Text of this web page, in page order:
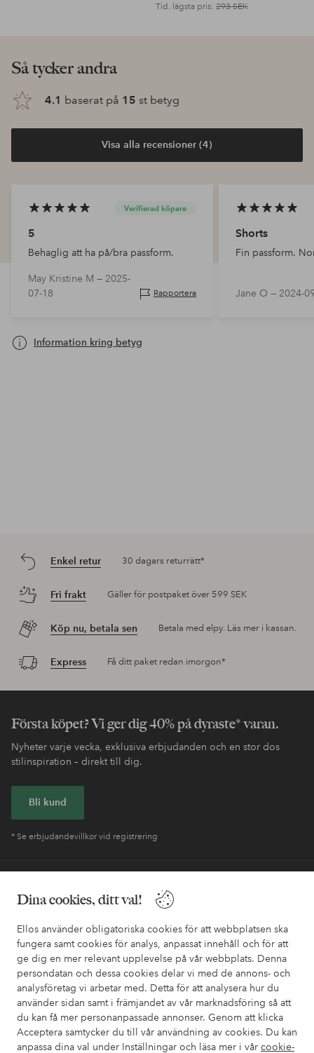
Dina cookies, ditt val!
Ellos använder obligatoriska cookies för att webbplatsen ska
fungera samt cookies för analys, anpassat innehåll och för att
ge dig en mer relevant upplevelse på vår webbplats. Denna
persondatan och dessa cookies delar vi med de annons- och
analysföretag vi arbetar med. Detta för att analysera hur du
använder sidan samt i främjandet av vår marknadsföring så att
du kan få mer personanpassade annonser. Genom att klicka
Acceptera samtycker du till vår användning av cookies. Du kan
anpassa dina val under Inställningar och läsa mer i vår cookie-
Tid. lägsta pris:293 SEK
Så tycker andra
4.1 baserat på 15 st betyg
Visa alla recensioner (4)
Verifierad köpare
5
Behaglig att ha på/bra passform.
May Kristine M — 2025-
07-18
Rapportera
Shorts
Fin passform.
Jane O — 2024-
Information kring betyg
Enkel retur 30 dagars returrätt*
Fri frakt Gäller för postpaket över 599 SEK
Köp nu, betala sen Betala med elpy. Läs mer i kassan.
Express Få ditt paket redan imorgon*
Första köpet? Vi ger dig 40% på dyraste* varan.
Nyheter varje vecka, exklusiva erbjudanden och en stor dos
stilinspiration – direkt till dig.
Bli kund
* Se erbjudandevillkor vid registrering
I vår FAQ hittar du svaren på de vanligaste frågorna. Här finns
också information om hur du enklast kontaktar oss.
Kundservice Beställning Betalsätt
Mina sidor